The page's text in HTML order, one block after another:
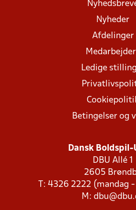
Nyheder
Afdelinger
Ledige
Betingelser og
Dansk Boldspil-
DBU Allé 1
2605
T: 4326 2222 (mandag
M: